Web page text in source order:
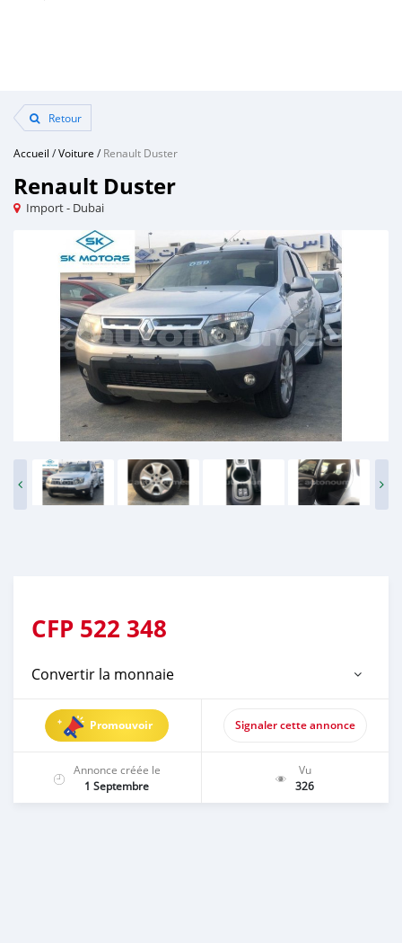
Retour
Accueil /Voiture /Renault Duster
Renault Duster
Import - Dubai
CFP 522 348
Convertir la monnaie
Promouvoir Signaler cette annonce
Annonce créée le
1 Septembre
Vu
326